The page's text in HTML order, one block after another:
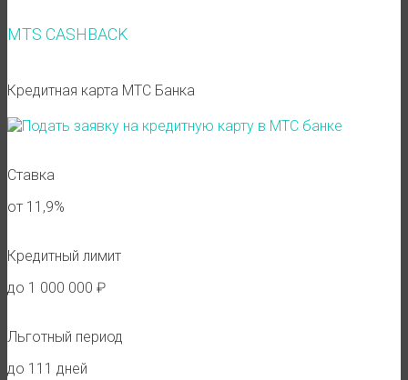
MTS CASHBACK
Кредитная карта МТС Банка
Ставка
от 11,9%
Кредитный лимит
до 1 000 000 ₽
Льготный период
до 111 дней